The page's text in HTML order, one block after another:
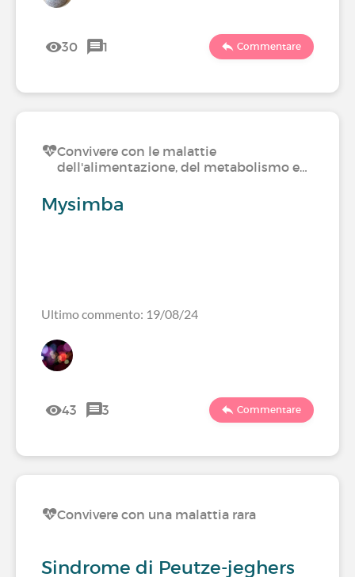
30 1 Commentare
Convivere con le malattie
dell'alimentazione, del metabolismo e…
Mysimba
Ultimo commento: 19/08/24
43 3 Commentare
Convivere con una malattia rara
Sindrome di Peutze-jeghers